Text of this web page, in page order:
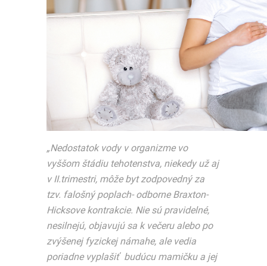
„Nedostatok vody v organizme vo
vyššom štádiu tehotenstva, niekedy už aj
v II.trimestri, môže byt zodpovedný za
tzv. falošný poplach- odborne Braxton-
Hicksove kontrakcie. Nie sú pravidelné,
nesilnejú, objavujú sa k večeru alebo po
zvýšenej fyzickej námahe, ale vedia
poriadne vyplašiť budúcu mamičku a jej